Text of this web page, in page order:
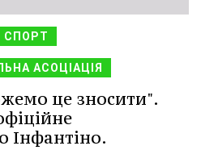
СПОРТ
АСОЦІАЦІЯ
це зносити".
Інфантіно.